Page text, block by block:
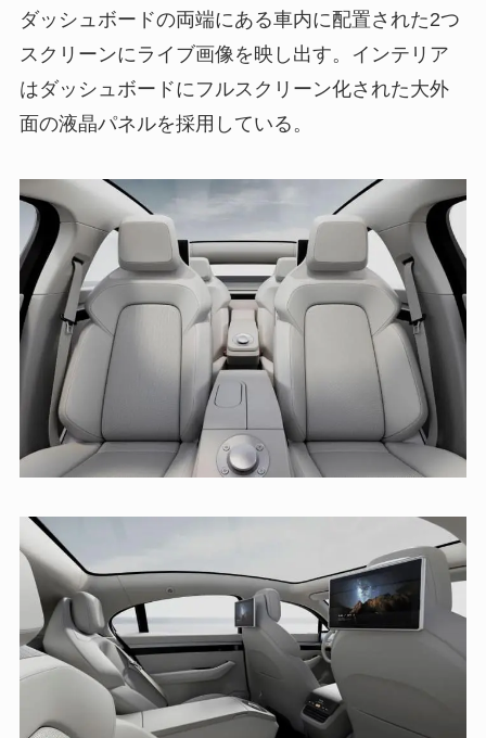
ダッシュボードの両端にある車内に配置された2つ
スクリーンにライブ画像を映し出す。インテリア
はダッシュボードにフルスクリーン化された大外
面の液晶パネルを採用している。